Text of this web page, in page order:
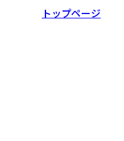
トップページ